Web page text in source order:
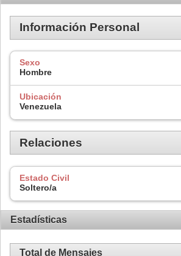
Información Personal
Sexo
Hombre
Ubicación
Venezuela
Relaciones
Estado Civil
Soltero/a
Estadísticas
Total de Mensajes